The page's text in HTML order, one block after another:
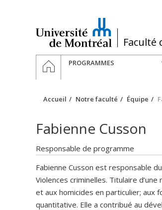
/Faculté
Navigation
principale
ACCUEILPROGRAMMES
Accueil Notre faculté Équipe
Fabienne Cusson
Responsable de programme
Fabienne Cusson est responsable
Violences criminelles. Titulaire
et aux homicides en particulier; aux
quantitative. Elle a contribué au